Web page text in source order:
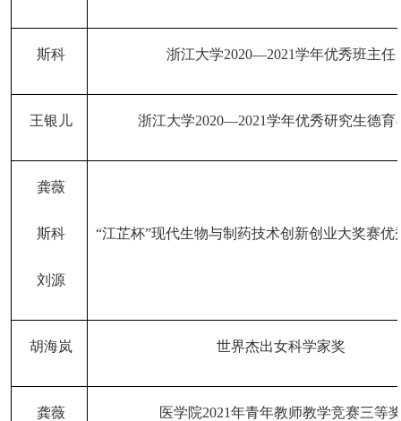
斯科 浙江大学2020—2021学年优秀班主任
王银儿 浙江大学2020—2021学年优秀研究生德育
龚薇
斯科
刘源
“江芷杯”现代生物与制药技术创新创业大奖赛优
胡海岚 世界杰出女科学家奖
龚薇 医学院2021年青年教师教学竞赛三等